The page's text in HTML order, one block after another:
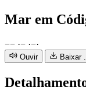
Mar em
−− ·− ·−·
Ouvir Baixar